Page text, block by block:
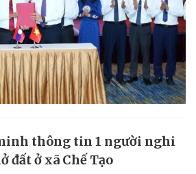
thông tin 1 người nghi
đất ở xã Chế Tạo